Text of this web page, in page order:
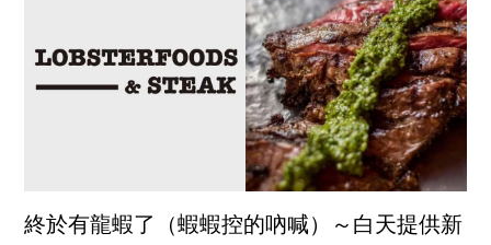
終於有龍蝦了（蝦蝦控的吶喊）～白天提供新